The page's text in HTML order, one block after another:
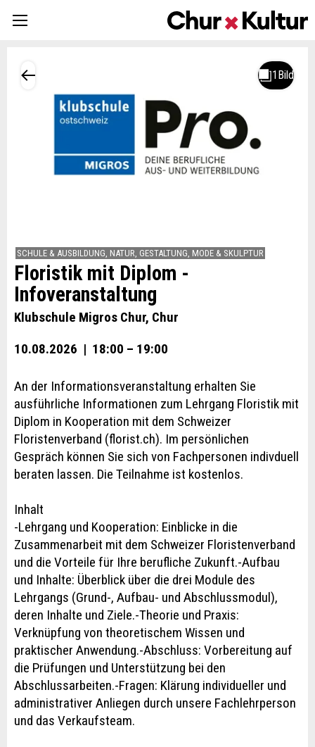
SCHULE & AUSBILDUNG, NATUR, GESTALTUNG, MODE & SKULPTUR
Floristik mit Diplom -
Infoveranstaltung
Klubschule Migros Chur, Chur
10.08.2026 | 18:00 – 19:00
An der Informationsveranstaltung erhalten Sie
ausführliche Informationen zum Lehrgang Floristik mit
Diplom in Kooperation mit dem Schweizer
Floristenverband (florist.ch). Im persönlichen
Gespräch können Sie sich von Fachpersonen indivduell
beraten lassen. Die Teilnahme ist kostenlos.
Inhalt
-Lehrgang und Kooperation: Einblicke in die
Zusammenarbeit mit dem Schweizer Floristenverband
und die Vorteile für Ihre berufliche Zukunft.-Aufbau
und Inhalte: Überblick über die drei Module des
Lehrgangs (Grund-, Aufbau- und Abschlussmodul),
deren Inhalte und Ziele.-Theorie und Praxis:
Verknüpfung von theoretischem Wissen und
praktischer Anwendung.-Abschluss: Vorbereitung auf
die Prüfungen und Unterstützung bei den
Abschlussarbeiten.-Fragen: Klärung individueller und
administrativer Anliegen durch unsere Fachlehrperson
und das Verkaufsteam.